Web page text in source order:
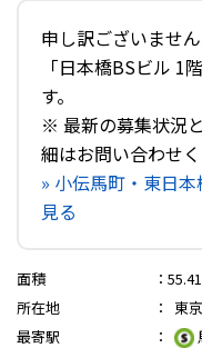
申し訳ございません
「日本橋BSビル 1
す。
※ 最新の募集状況
細はお問い合わせく
» 小伝馬町・東日
見る
面積 ：
所在地
：
東
最寄駅
：